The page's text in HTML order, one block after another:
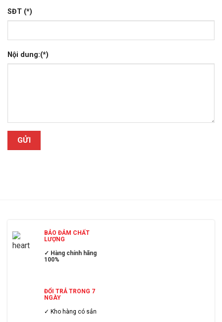
SĐT (*)
Nội dung:(*)
BẢO ĐẢM CHẤT
LƯỢNG
✓ Hàng chính hãng
100%
ĐỔI TRẢ TRONG 7
NGÀY
✓ Kho hàng có sẳn